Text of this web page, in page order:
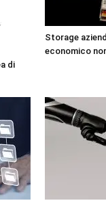
di
Storage
economico